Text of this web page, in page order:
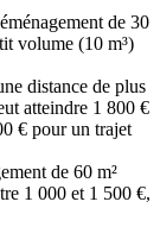
de 30
volume (10 m³)
distance de plus
atteindre 1 800 €
€ pour un trajet
de 60 m²
1 000 et 1 500 €,